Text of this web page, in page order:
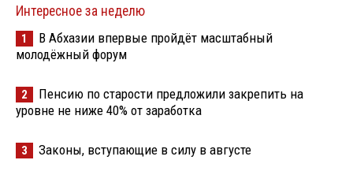
Интересное за неделю
1
В Абхазии впервые пройдёт масштабный
молодёжный форум
2
Пенсию по старости предложили закрепить на
уровне не ниже 40% от заработка
3 Законы, вступающие в силу в августе